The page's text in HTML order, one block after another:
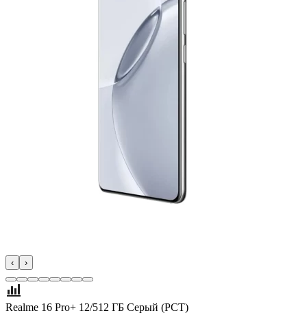
‹ ›
Realme 16 Pro+ 12/512 ГБ Серый (РСТ)